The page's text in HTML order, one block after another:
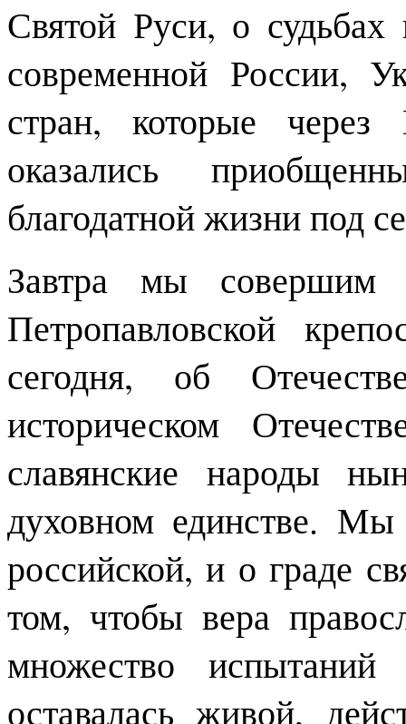
Святой Руси, о судьбах
современной России,
стран, которые
оказались
благодатной жизни под
Завтра мы совершим
Петропавловской
сегодня, об
историческом
славянские народы
духовном единстве.
российской, и о граде
том, чтобы вера
множество
оставалась живой,